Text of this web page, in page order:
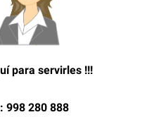
para servirles !!!
998 280 888